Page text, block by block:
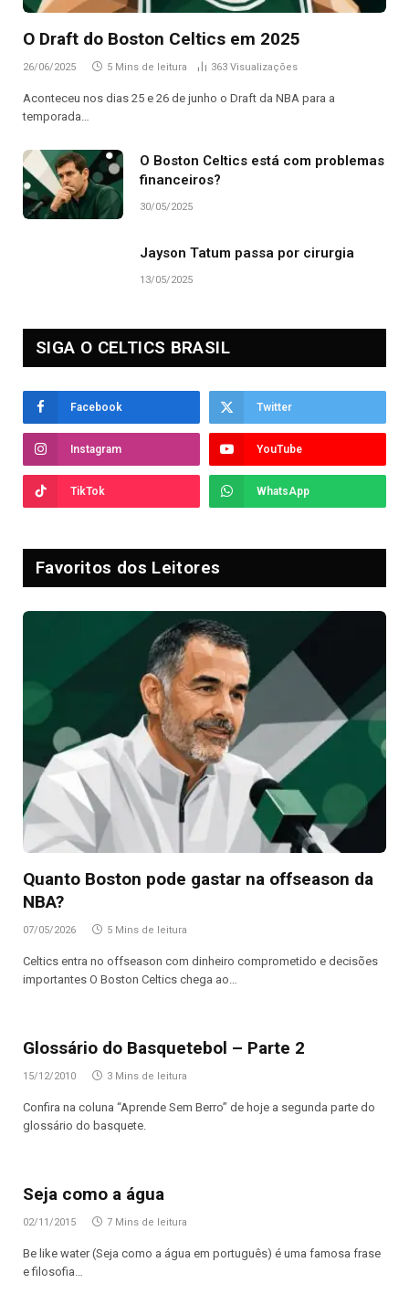
O Draft do Boston Celtics em 2025
26/06/2025 5 Mins de leitura 363 Visualizações
Aconteceu nos dias 25 e 26 de junho o Draft da NBA para a
temporada…
O Boston Celtics está com problemas
financeiros?
30/05/2025
Jayson Tatum passa por cirurgia
13/05/2025
SIGA O CELTICS BRASIL
Facebook Twitter
Instagram YouTube
TikTok WhatsApp
Favoritos dos Leitores
Quanto Boston pode gastar na offseason da
NBA?
07/05/2026 5 Mins de leitura
Celtics entra no offseason com dinheiro comprometido e decisões
importantes O Boston Celtics chega ao…
Glossário do Basquetebol – Parte 2
15/12/2010 3 Mins de leitura
Confira na coluna “Aprende Sem Berro” de hoje a segunda parte do
glossário do basquete.
Seja como a água
02/11/2015 7 Mins de leitura
Be like water (Seja como a água em português) é uma famosa frase
e filosofia…